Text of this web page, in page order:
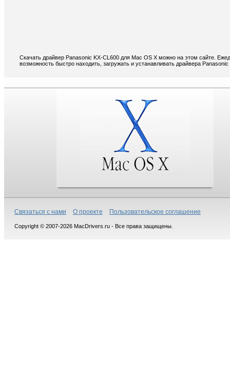
Скачать драйвер Panasonic KX-CL600 для Mac OS X можно на этом сайте.
возможность быстро находить, загружать и устанавливать драйвера
Связаться с нами О проекте Пользовательское соглашение
Copyright © 2007-2026 MacDrivers.ru - Все права защищены.